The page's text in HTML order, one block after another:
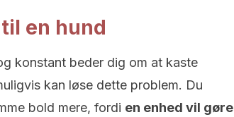
en hund
konstant beder dig om at kaste
kan løse dette problem. Du
bold mere, fordi en enhed vil gøre